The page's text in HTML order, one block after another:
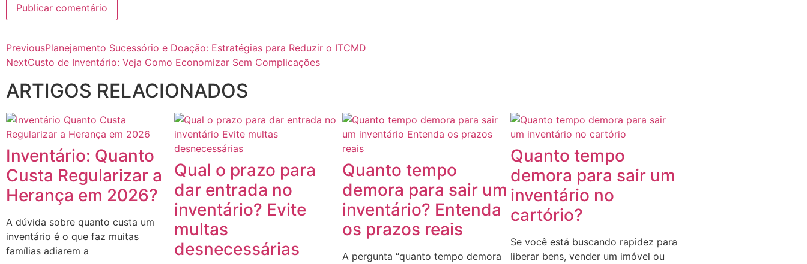
PreviousPlanejamento Sucessório e Doação: Estratégias para Reduzir o ITCMD
NextCusto de Inventário: Veja Como Economizar Sem Complicações
ARTIGOS RELACIONADOS
Inventário: Quanto
Custa Regularizar a
Herança em 2026?
A dúvida sobre quanto custa um
inventário é o que faz muitas
famílias adiarem a
Qual o prazo para
dar entrada no
inventário? Evite
multas
desnecessárias
Quanto tempo
demora para sair um
inventário? Entenda
os prazos reais
A pergunta “quanto tempo demora
Quanto tempo
demora para sair um
inventário no
cartório?
Se você está buscando rapidez para
liberar bens, vender um imóvel ou